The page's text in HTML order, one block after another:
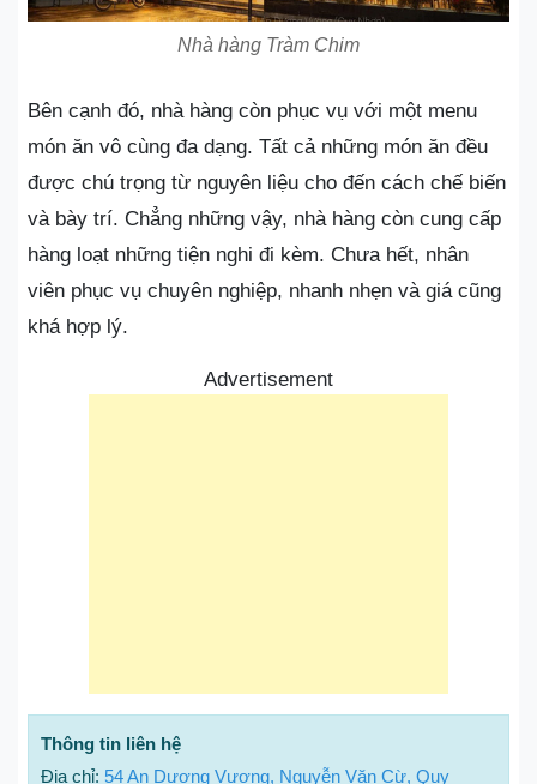
Nhà hàng Tràm Chim
Bên cạnh đó, nhà hàng còn phục vụ với một menu
món ăn vô cùng đa dạng. Tất cả những món ăn đều
được chú trọng từ nguyên liệu cho đến cách chế biến
và bày trí. Chẳng những vậy, nhà hàng còn cung cấp
hàng loạt những tiện nghi đi kèm. Chưa hết, nhân
viên phục vụ chuyên nghiệp, nhanh nhẹn và giá cũng
khá hợp lý.
Advertisement
Thông tin liên hệ
Địa chỉ: 54 An Dương Vương, Nguyễn Văn Cừ, Quy